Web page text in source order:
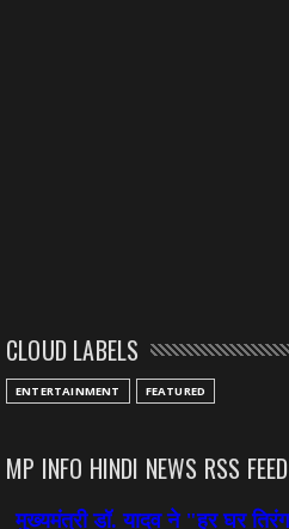
CLOUD LABELS
ENTERTAINMENT FEATURED
MP INFO HINDI NEWS RSS FEED